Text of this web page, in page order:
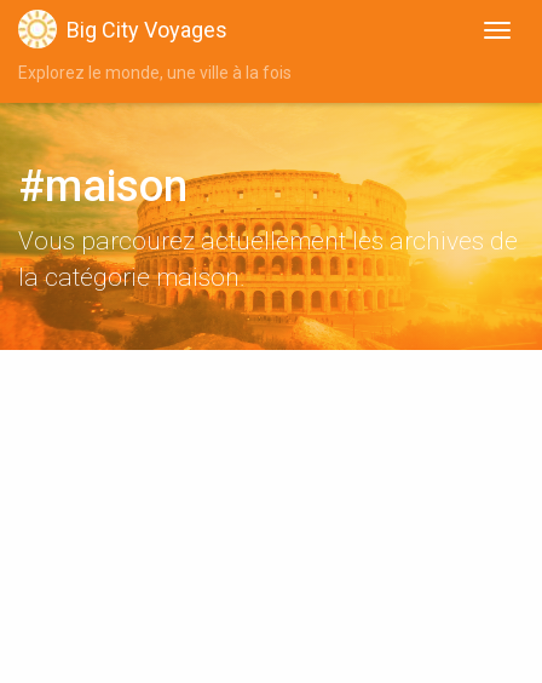
Big City Voyages
Explorez le monde, une ville à la fois
#maison
Vous parcourez actuellement les archives de
la catégorie maison.